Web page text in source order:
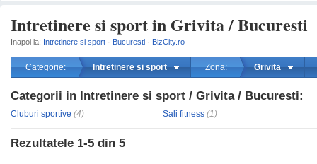
Intretinere si sport in Grivita / Bucuresti
Inapoi la: Intretinere si sport · Bucuresti · BizCity.ro
Categorie: Intretinere si sport Zona: Grivita
Categorii in Intretinere si sport / Grivita / Bucuresti:
Cluburi sportive (4) Sali fitness (1)
Rezultatele 1-5 din 5
mareste